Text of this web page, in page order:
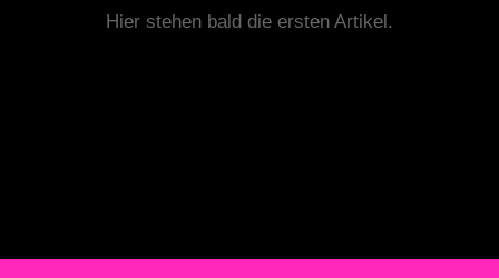
Hier stehen bald die ersten Artikel.